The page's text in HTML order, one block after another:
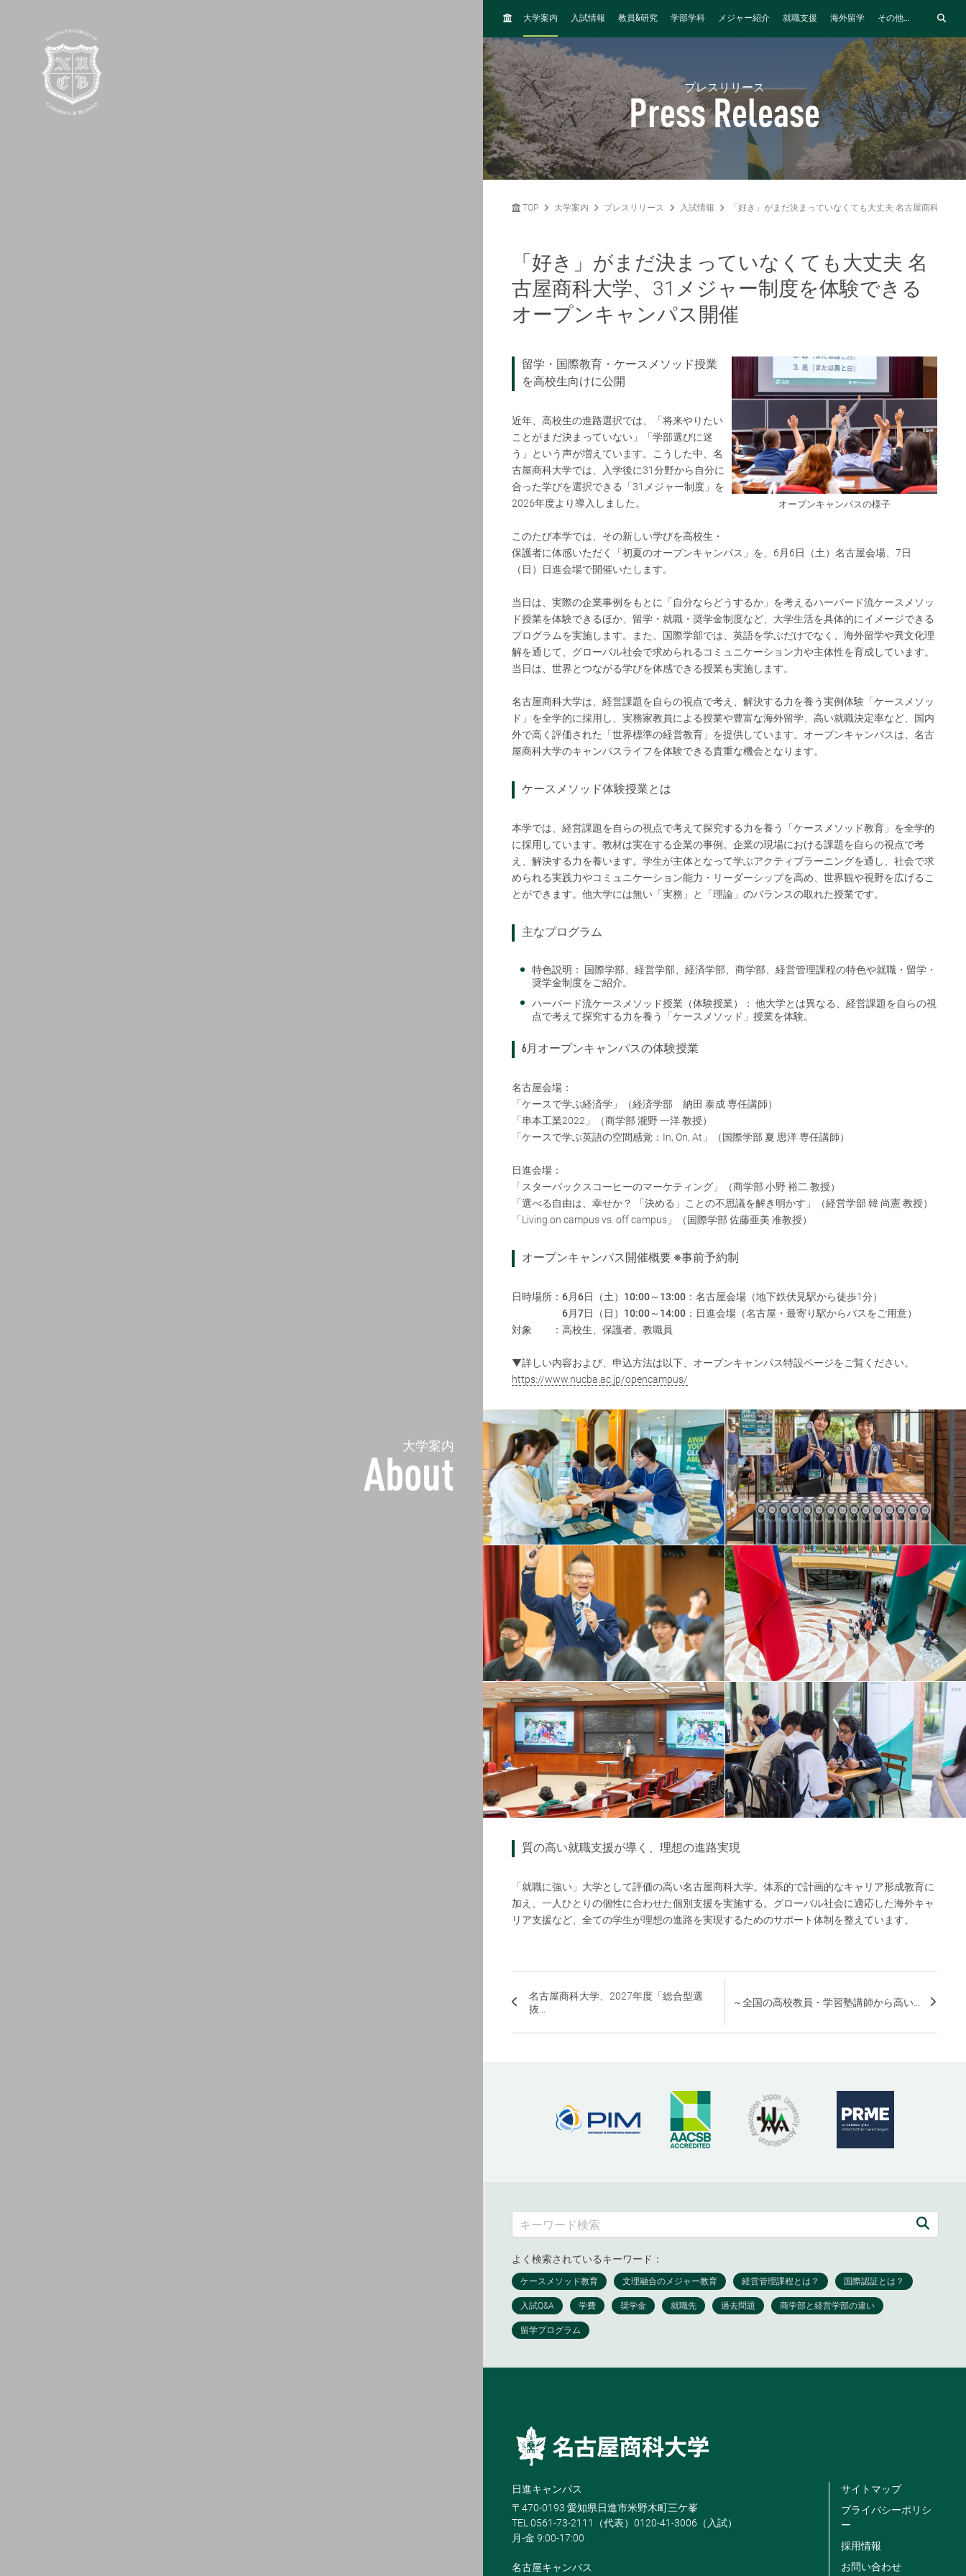
大学案内
About
H
M
E
大学案内 入試情報 教員&研究 学部学科 メジャー紹介 就職支援 海外留学 その他...
プレスリリース
Press Release
TOP 大学案内 プレスリリース 入試情報 「好き」がまだ決まっていなくても大丈夫 名古屋商科大学
「好き」がまだ決まっていなくても大丈夫 名
古屋商科大学、31メジャー制度を体験できる
オープンキャンパス開催
オープンキャンパスの様子
留学・国際教育・ケースメソッド授業
を高校生向けに公開
近年、高校生の進路選択では、「将来やりたい
ことがまだ決まっていない」「学部選びに迷
う」という声が増えています。こうした中、名
古屋商科大学では、入学後に31分野から自分に
合った学びを選択できる「31メジャー制度」を
2026年度より導入しました。
このたび本学では、その新しい学びを高校生・
保護者に体感いただく「初夏のオープンキャンパス」を、6月6日（土）名古屋会場、7日
（日）日進会場で開催いたします。
当日は、実際の企業事例をもとに「自分ならどうするか」を考えるハーバード流ケースメソッ
ド授業を体験できるほか、留学・就職・奨学金制度など、大学生活を具体的にイメージできる
プログラムを実施します。また、国際学部では、英語を学ぶだけでなく、海外留学や異文化理
解を通じて、グローバル社会で求められるコミュニケーション力や主体性を育成しています。
当日は、世界とつながる学びを体感できる授業も実施します。
名古屋商科大学は、経営課題を自らの視点で考え、解決する力を養う実例体験「ケースメソッ
ド」を全学的に採用し、実務家教員による授業や豊富な海外留学、高い就職決定率など、国内
外で高く評価された「世界標準の経営教育」を提供しています。オープンキャンパスは、名古
屋商科大学のキャンパスライフを体験できる貴重な機会となります。
ケースメソッド体験授業とは
本学では、経営課題を自らの視点で考えて探究する力を養う「ケースメソッド教育」を全学的
に採用しています。教材は実在する企業の事例。企業の現場における課題を自らの視点で考
え、解決する力を養います。学生が主体となって学ぶアクティブラーニングを通し、社会で求
められる実践力やコミュニケーション能力・リーダーシップを高め、世界観や視野を広げるこ
とができます。他大学には無い「実務」と「理論」のバランスの取れた授業です。
主なプログラム
特色説明：
国際学部、経営学部、経済学部、商学部、経営管理課程の特色や就職・留学・
奨学金制度をご紹介。
ハーバード流ケースメソッド授業（体験授業）： 他大学とは異なる、経営課題を自らの視
点で考えて探究する力を養う「ケースメソッド」授業を体験。
6月オープンキャンパスの体験授業
名古屋会場：
「ケースで学ぶ経済学」（経済学部 納田 泰成 専任講師）
「串本工業2022」（商学部 瀧野 一洋 教授）
「ケースで学ぶ英語の空間感覚：In, On, At」（国際学部 夏 思洋 専任講師）
日進会場：
「スターバックスコーヒーのマーケティング」（商学部 小野 裕二 教授）
「選べる自由は、幸せか？ 「決める」ことの不思議を解き明かす」（経営学部 韓 尚憲 教授）
「Living on campus vs. off campus」（国際学部 佐藤亜美 准教授）
オープンキャンパス開催概要 ※事前予約制
日時場所： 6月6日（土）10:00～13:00：名古屋会場 （地下鉄伏見駅から徒歩1分）
6月7日（日）10:00～14:00：日進会場 （名古屋・最寄り駅からバスをご用意）
対象 ：高校生、保護者、教職員
▼詳しい内容および、申込方法は以下、オープンキャンパス特設ページをご覧ください。
https://www.nucba.ac.jp/opencampus/
質の高い就職支援が導く、理想の進路実現
「就職に強い」大学として評価の高い名古屋商科大学。体系的で計画的なキャリア形成教育に
加え、一人ひとりの個性に合わせた個別支援を実施する。グローバル社会に適応した海外キャ
リア支援など、全ての学生が理想の進路を実現するためのサポート体制を整えています。
名古屋商科大学、2027年度「総合型選
抜...
～全国の高校教員・学習塾講師から高い...
よく検索されているキーワード：
日進キャンパス
〒470-0193 愛知県日進市米野木町三ケ峯
TEL 0561-73-2111（代表）0120-41-3006（入試）
月-金 9:00-17:00
名古屋キャンパス
サイトマップ
プライバシーポリシ
ー
採用情報
お問い合わせ